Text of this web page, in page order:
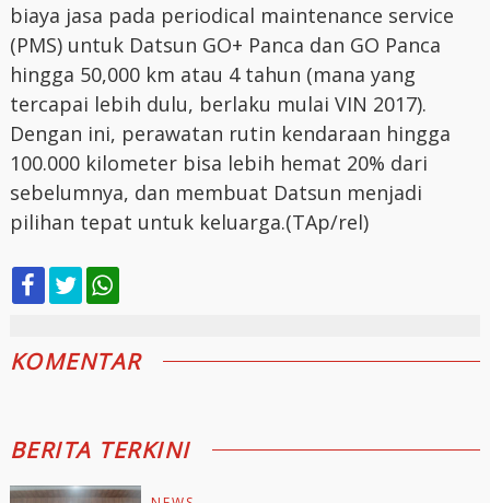
biaya jasa pada periodical maintenance service
(PMS) untuk Datsun GO+ Panca dan GO Panca
hingga 50,000 km atau 4 tahun (mana yang
tercapai lebih dulu, berlaku mulai VIN 2017).
Dengan ini, perawatan rutin kendaraan hingga
100.000 kilometer bisa lebih hemat 20% dari
sebelumnya, dan membuat Datsun menjadi
pilihan tepat untuk keluarga.(TAp/rel)
KOMENTAR
BERITA TERKINI